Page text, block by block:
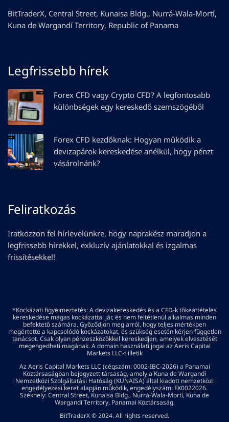
BitTraderX, Central Street, Kunaisa Bldg., Nurrá-Wala-Mortí,
Kuna de Wargandí Territory, Republic of Panama
Legfrissebb hírek
Forex CFD vagy Crypto CFD? A legfontosabb
különbségek egy kereskedő szemszögéből
Forex CFD kezdőknak: Hogyan működik a
devizapárok kereskedése anélkül, hogy pénzt
vásárolnánk?
Feliratkozás
Iratkozzon fel hírlevelünkre, hogy naprakész maradjon a
legfrissebb hírekkel, exkluzív ajánlatokkal és izgalmas
frissítésekkel!
*Kockázati figyelmeztetés: A devizakereskedés és a CFD-k tőkeáttételes
kereskedése magas kockázattal jár, és nem feltétlenül alkalmas minden
befektető számára. Győződjön meg arról, hogy teljes mértékben
megértette a kapcsolódó kockázatokat, és szükség esetén kérjen független
tanácsot. Csak olyan pénzeszközökkel kereskedjen, amelyek elvesztését
megengedheti magának. A domain használati jogai az Aeris Capital
Markets LLC-t illetik
Az Aeris Capital Markets LLC (cégszám: 0002-IBC-2026) a Panamai
Köztársaságban bejegyzett társaság, amely a Kuna de Wargandí
Nemzetközi Szolgáltatási Hatóság (KUNAISA) által kiadott nemzetközi
engedélyezési keret alapján működik, engedélyszám: FX0022026.
Székhely: Central Street, Kunaisa Bldg., Nurrá-Wala-Mortí, Kuna de
Wargandí Territory, Panamai Köztársaság.
BitTraderX © 2024. All rights reserved.